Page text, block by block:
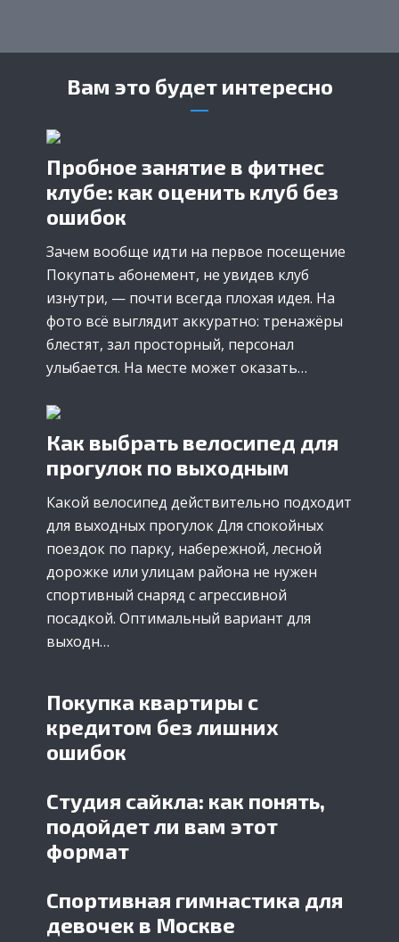
Вам это будет интересно
Пробное занятие в фитнес
клубе: как оценить клуб без
ошибок
Зачем вообще идти на первое посещение
Покупать абонемент, не увидев клуб
изнутри, — почти всегда плохая идея. На
фото всё выглядит аккуратно: тренажёры
блестят, зал просторный, персонал
улыбается. На месте может оказать…
Как выбрать велосипед для
прогулок по выходным
Какой велосипед действительно подходит
для выходных прогулок Для спокойных
поездок по парку, набережной, лесной
дорожке или улицам района не нужен
спортивный снаряд с агрессивной
посадкой. Оптимальный вариант для
выходн…
Покупка квартиры с
кредитом без лишних
ошибок
Студия сайкла: как понять,
подойдет ли вам этот
формат
Спортивная гимнастика для
девочек в Москве